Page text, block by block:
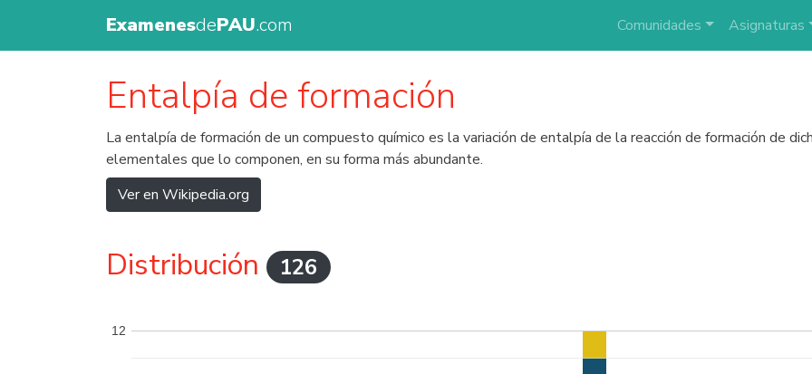
ExamenesdePAU.com Comunidades Asignaturas
Entalpía de formación
La entalpía de formación de un compuesto químico es la variación de entalpía de la reacción de formación de
elementales que lo componen, en su forma más abundante.
Ver en Wikipedia.org
Distribución 126
12